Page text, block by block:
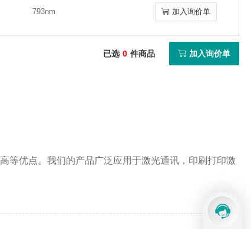
793nm 加入询价单
793nm 加入询价单
已选 0 件商品 加入询价单
等优点。我们的产品广泛应用于激光通讯，印刷打印激